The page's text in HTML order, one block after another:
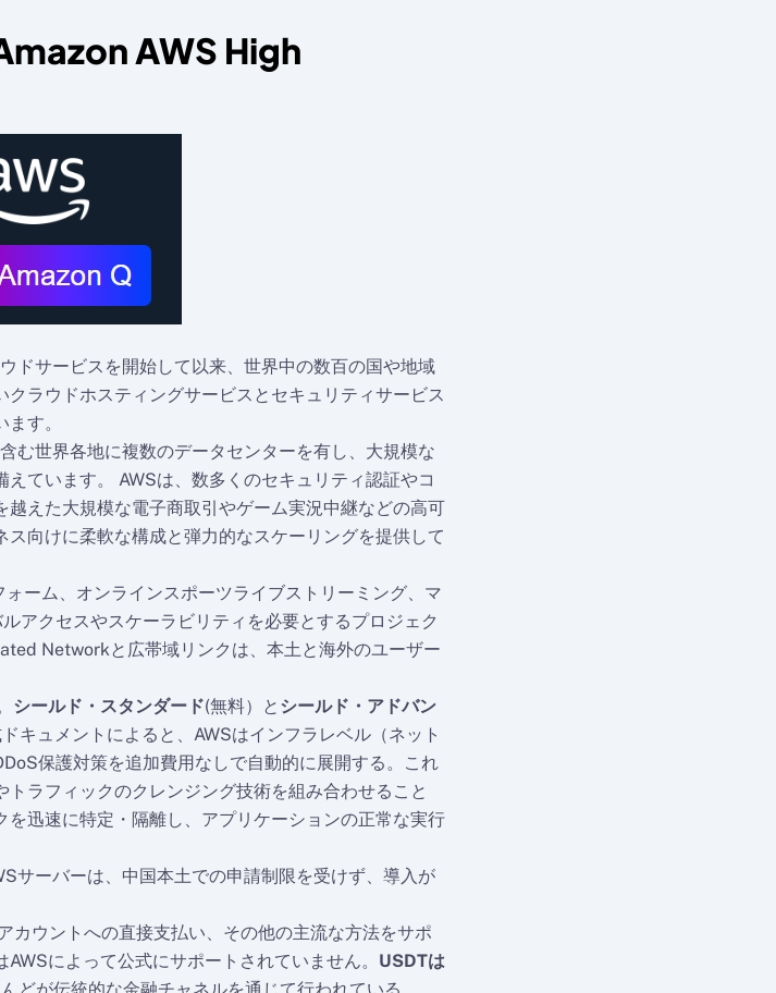
AWS High
ドサービスを開始して以来、世界中の数百の国や地域
ラウドホスティングサービスとセキュリティサービス
す。
む世界各地に複数のデータセンターを有し、大規模な
ています。 AWSは、数多くのセキュリティ認証やコ
えた大規模な電子商取引やゲーム実況中継などの高可
向けに柔軟な構成と弾力的なスケーリングを提供して
ーム、オンラインスポーツライブストリーミング、マ
アクセスやスケーラビリティを必要とするプロジェク
Networkと広帯域リンクは、本土と海外のユーザー
シールド・スタンダード(無料）と シールド・アドバン
キュメントによると、AWSはインフラレベル（ネット
保護対策を追加費用なしで自動的に展開する。これ
ラフィックのクレンジング技術を組み合わせること
迅速に特定・隔離し、アプリケーションの正常な実行
サーバーは、中国本土での申請制限を受けず、導入が
カウントへの直接支払い、その他の主流な方法をサポ
によって公式にサポートされていません。 USDTは